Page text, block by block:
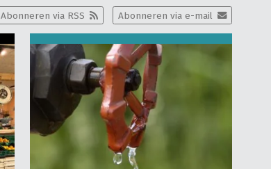
Abonneren via e-mail
Abonneren via RSS